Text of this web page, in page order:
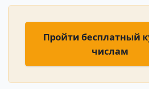
Пройти бесплатный
числам